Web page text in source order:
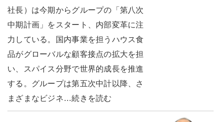
社長）は今期からグループの「第八次
中期計画」をスタート、内部変革に注
力している。国内事業を担うハウス食
品がグローバルな顧客接点の拡大を担
い、スパイス分野で世界的成長を推進
する。グループは第五次中計以降、さ
まざまなビジネ…続きを読む